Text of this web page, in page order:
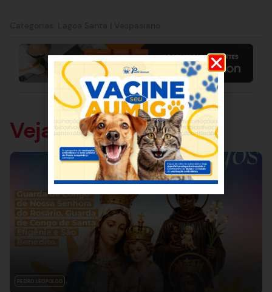
Veja também
PEDRO LEOPOLDO